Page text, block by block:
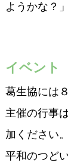
ようかな？
イベント
葛生協には
主催の行事
加ください。
平和のつど